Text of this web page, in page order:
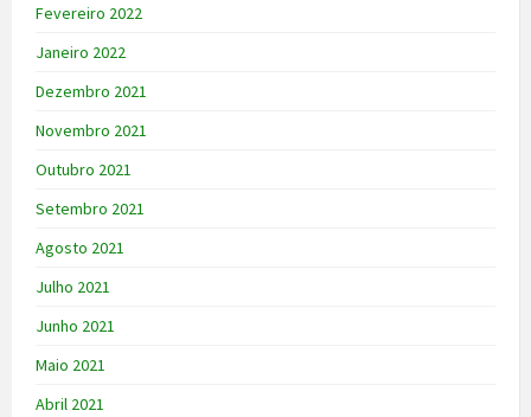
Fevereiro 2022
Janeiro 2022
Dezembro 2021
Novembro 2021
Outubro 2021
Setembro 2021
Agosto 2021
Julho 2021
Junho 2021
Maio 2021
Abril 2021